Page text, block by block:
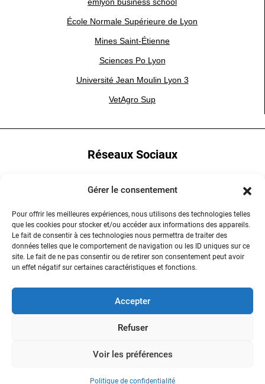
Gérer le consentement
Pour offrir les meilleures expériences, nous utilisons des technologies telles
que les cookies pour stocker et/ou accéder aux informations des appareils.
Le fait de consentir à ces technologies nous permettra de traiter des
données telles que le comportement de navigation ou les ID uniques sur ce
site. Le fait de ne pas consentir ou de retirer son consentement peut avoir
un effet négatif sur certaines caractéristiques et fonctions.
Accepter
Refuser
Voir les préférences
Politique de confidentialité
École Normale Supérieure de Lyon
Mines Saint-Étienne
Sciences Po Lyon
Université Jean Moulin Lyon 3
VetAgro Sup
Réseaux Sociaux
Instagram
Contactez-nous
2023-2026